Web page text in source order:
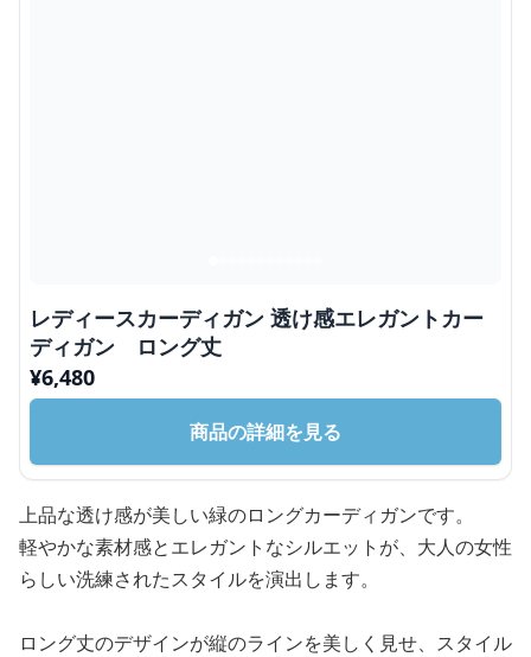
レディースカーディガン 透け感エレガントカー
ディガン ロング丈
¥6,480
商品の詳細を見る
上品な透け感が美しい緑のロングカーディガンです。
軽やかな素材感とエレガントなシルエットが、大人の女性
らしい洗練されたスタイルを演出します。
ロング丈のデザインが縦のラインを美しく見せ、スタイル